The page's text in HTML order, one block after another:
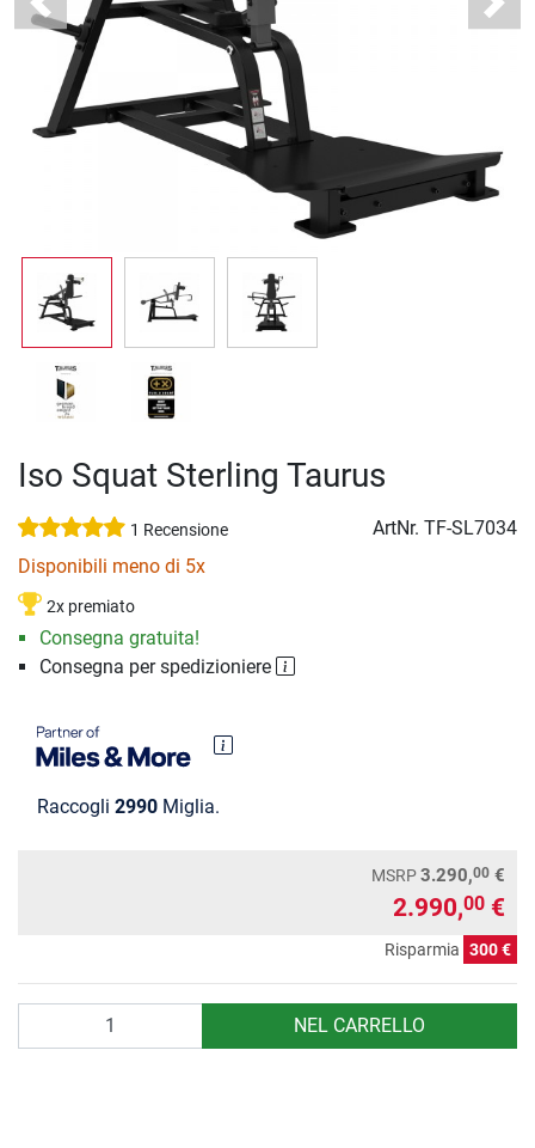
Previous Next
Iso Squat Sterling Taurus
1 Recensione ArtNr. TF-SL7034
Disponibili meno di 5x
2x premiato
Consegna gratuita!
Consegna per spedizioniere
Raccogli 2990 Miglia.
MSRP3.290,00 €
2.990,00 €
Risparmia 300 €
NEL CARRELLO